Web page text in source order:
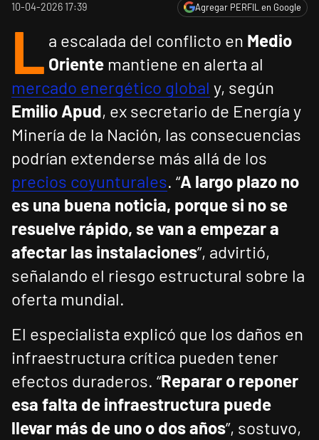
10-04-2026 17:39 Agregar PERFIL en Google
L a escalada del conflicto en Medio
Oriente mantiene en alerta al
mercado energético global y, según
Emilio Apud, ex secretario de Energía y
Minería de la Nación, las consecuencias
podrían extenderse más allá de los
precios coyunturales. “A largo plazo no
es una buena noticia, porque si no se
resuelve rápido, se van a empezar a
afectar las instalaciones”, advirtió,
señalando el riesgo estructural sobre la
oferta mundial.
El especialista explicó que los daños en
infraestructura crítica pueden tener
efectos duraderos. “Reparar o reponer
esa falta de infraestructura puede
llevar más de uno o dos años”, sostuvo,